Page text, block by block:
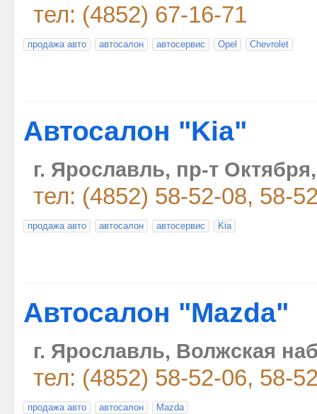
тел: (4852) 67-16-71
продажа авто автосалон автосервис Opel Chevrolet
Автосалон "Kia"
г. Ярославль, пр-т
тел: (4852) 58-52-08, 58-
продажа авто автосалон автосервис Kia
Автосалон "Mazda"
г. Ярославль, Волжская
тел: (4852) 58-52-06, 58-
продажа авто автосалон Mazda